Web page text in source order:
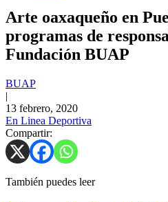
Arte oaxaqueño en
programas de
Fundación BUAP
BUAP
|
13 febrero, 2020
En Linea Deportiva
Compartir:
También puedes leer